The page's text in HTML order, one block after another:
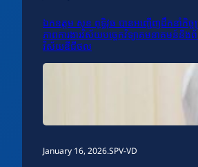
ឯកឧត្តម សុខ ពុទ្ធិវុធ បានអញ្ជើញដឹកនាំកិច្ច
ភាពការងារវិស័យបច្ចេកវិទ្យាគមនាគមន៍និង
វិស័យឌីជីថល
January 16, 2026.SPV-VD